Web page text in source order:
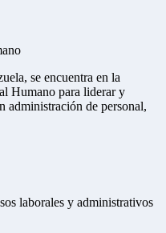
se encuentra en la
Humano para liderar y
administración de personal,
laborales y administrativos